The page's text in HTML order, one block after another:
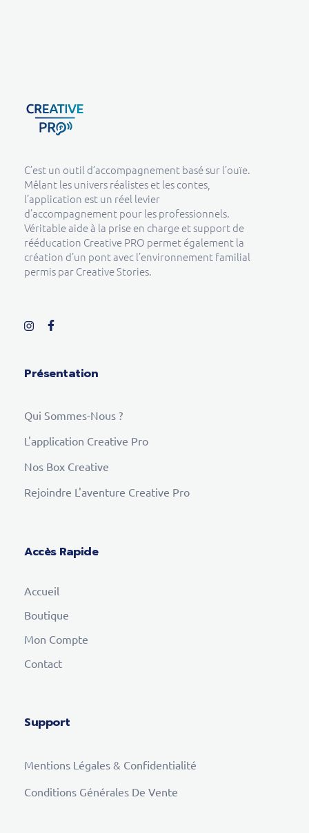
C’est un outil d’accompagnement basé sur l’ouïe.
Mêlant les univers réalistes et les contes,
l’application est un réel levier
d’accompagnement pour les professionnels.
Véritable aide à la prise en charge et support de
rééducation Creative PRO permet également la
création d’un pont avec l’environnement familial
permis par Creative Stories.
Présentation
Qui Sommes-Nous ?
L'application Creative Pro
Nos Box Creative
Rejoindre L'aventure Creative Pro
Accès Rapide
Accueil
Boutique
Mon Compte
Contact
Support
Mentions Légales & Confidentialité
Conditions Générales De Vente